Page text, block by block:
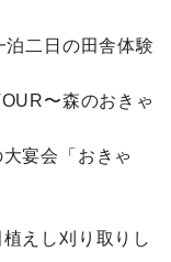
二日の田舎体験
〜森のおきゃ
宴会「おきゃ
えし刈り取りし